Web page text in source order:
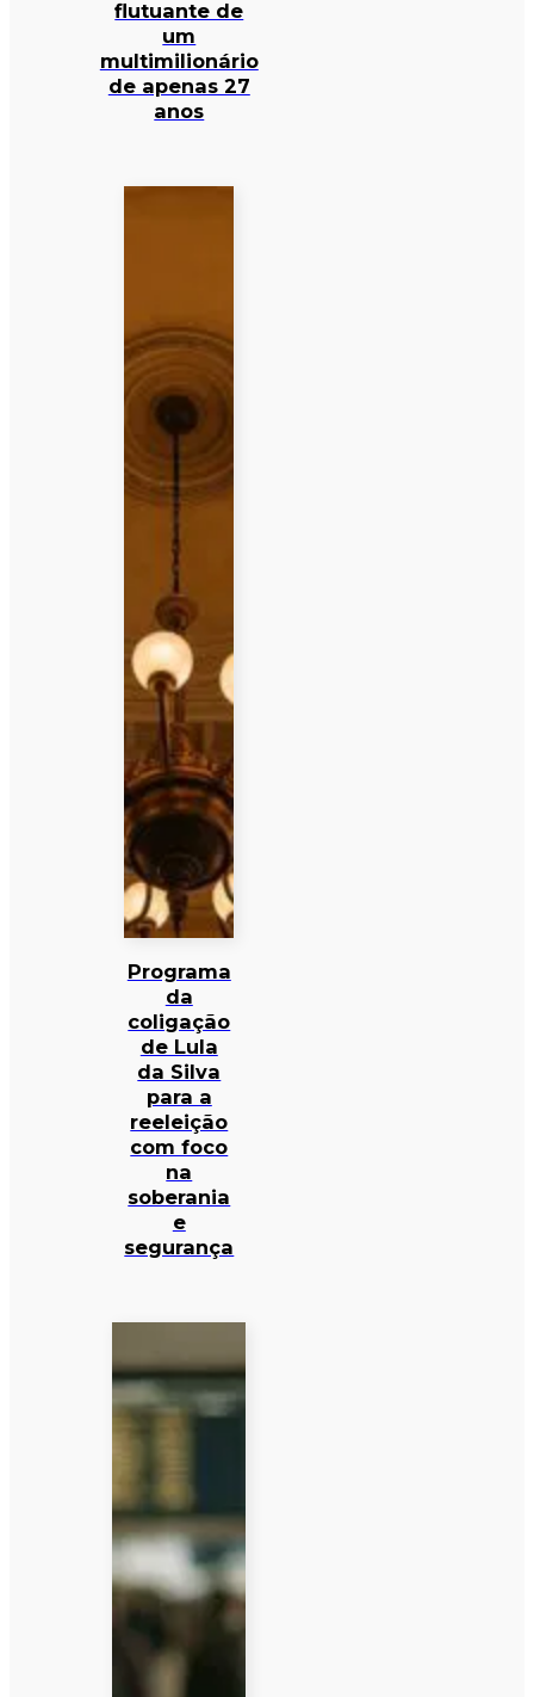
flutuante de
um
multimilionário
de apenas 27
anos
Programa
da
coligação
de Lula
da Silva
para a
reeleição
com foco
na
soberania
e
segurança